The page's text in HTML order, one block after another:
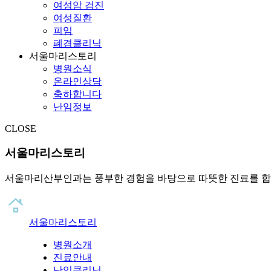
여성암 검진
여성질환
피임
폐경클리닉
서울마리스토리
병원소식
온라인상담
축하합니다
난임정보
CLOSE
서울마리스토리
서울마리산부인과는 풍부한 경험을 바탕으로 따뜻한 진료를
서울마리스토리
병원소개
진료안내